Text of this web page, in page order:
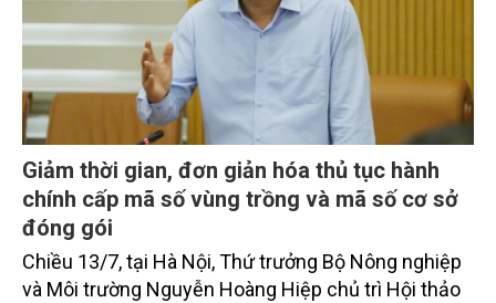
Giảm thời gian, đơn giản hóa thủ tục hành
chính cấp mã số vùng trồng và mã số cơ sở
đóng gói
Chiều 13/7, tại Hà Nội, Thứ trưởng Bộ Nông nghiệp
và Môi trường Nguyễn Hoàng Hiệp chủ trì Hội thảo